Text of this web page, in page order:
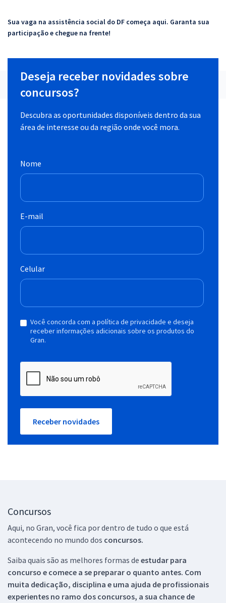
Sua vaga na assistência social do DF começa aqui. Garanta sua
participação e chegue na frente!
Deseja receber novidades sobre
concursos?
Descubra as oportunidades disponíveis dentro da sua
área de interesse ou da região onde você mora.
Nome
E-mail
Celular
Você concorda com a política de privacidade e deseja
receber informações adicionais sobre os produtos do
Gran.
Receber novidades
Concursos
Aqui, no Gran, você fica por dentro de tudo o que está
acontecendo no mundo dos concursos.
Saiba quais são as melhores formas de estudar para
concurso e comece a se preparar o quanto antes. Com
muita dedicação, disciplina e uma ajuda de profissionais
experientes no ramo dos concursos, a sua chance de